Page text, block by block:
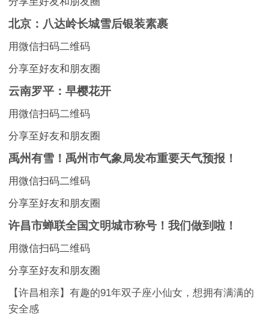
北京：八达岭长城雪后银装素裹
用微信扫码二维码
分享至好友和朋友圈
云南罗平：早樱花开
用微信扫码二维码
分享至好友和朋友圈
禹州有雪！禹州市气象局发布重要天气预报！
用微信扫码二维码
分享至好友和朋友圈
许昌市蝉联全国文明城市称号！我们做到啦！
用微信扫码二维码
分享至好友和朋友圈
【许昌相亲】有趣的91年双子座小仙女，想拥有满满的
安全感